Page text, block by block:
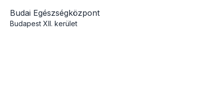
Budai Egészségközpont
Budapest XII. kerület